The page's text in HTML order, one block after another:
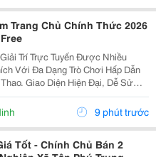
Trang Chủ Chính Thức 2026
Trí Trực Tuyến Được Nhiều
Với Đa Dạng Trò Chơi Hấp Dẫn
Giao Diện Hiện Đại, Dễ Sử
Thao Tác Thuận Tiện Trên Mọi
Mật Tiên Tiến Đảm Bảo An
9 phút trước
Tốt - Chính Chủ Bán 2